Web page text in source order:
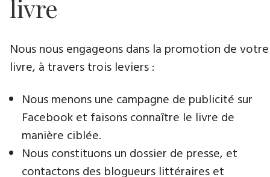
livre
Nous nous engageons dans la promotion de votre
livre, à travers trois leviers :
Nous menons une campagne de publicité sur
Facebook et faisons connaître le livre de
manière ciblée.
Nous constituons un dossier de presse, et
contactons des blogueurs littéraires et